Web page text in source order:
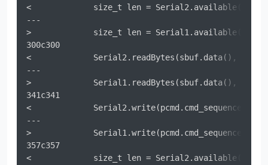
<             size_t len = Serial2.available();
---
>             size_t len = Serial1.available();
300c300
<             Serial2.readBytes(sbuf.data(), len);
---
>             Serial1.readBytes(sbuf.data(), len);
341c341
<
---
>
357c357
<             size_t len = Serial2.available();